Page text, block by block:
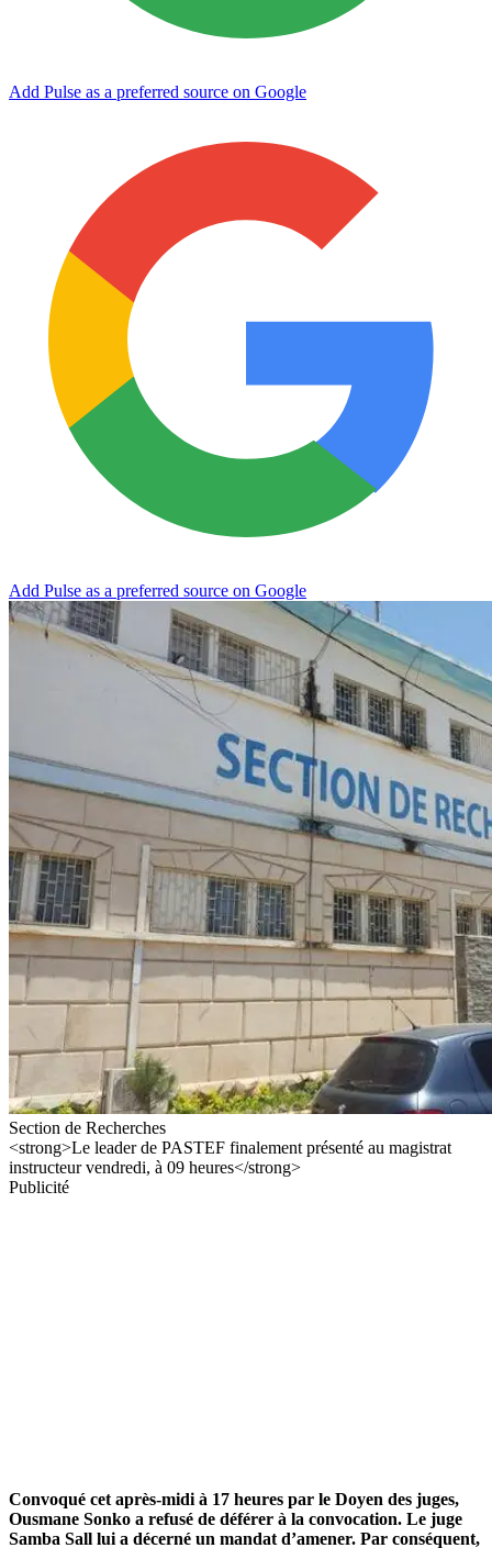
Add Pulse as a preferred source on Google
Add Pulse as a preferred source on Google
Section de Recherches
<strong>Le leader de PASTEF finalement présenté au magistrat
instructeur vendredi, à 09 heures</strong>
Publicité
Convoqué cet après-midi à 17 heures par le Doyen des juges,
Ousmane Sonko a refusé de déférer à la convocation. Le juge
Samba Sall lui a décerné un mandat d’amener. Par conséquent,